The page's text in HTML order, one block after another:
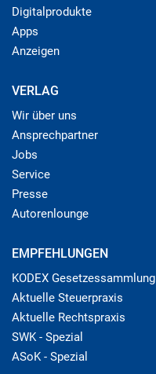
Digitalprodukte
Apps
Anzeigen
VERLAG
Wir über uns
Ansprechpartner
Jobs
Service
Presse
Autorenlounge
EMPFEHLUNGEN
KODEX Gesetzessammlung
Aktuelle Steuerpraxis
Aktuelle Rechtspraxis
SWK - Spezial
ASoK - Spezial